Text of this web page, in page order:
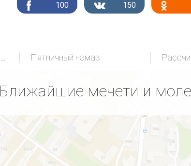
100 150
Правильный намаз - какой он? Пятничный намаз
Ближайшие мечети и